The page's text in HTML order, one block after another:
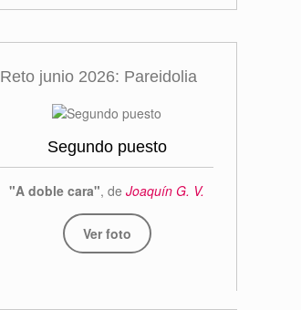
Reto junio 2026: Pareidolia
Segundo puesto
"A doble cara", de Joaquín G. V.
Ver foto